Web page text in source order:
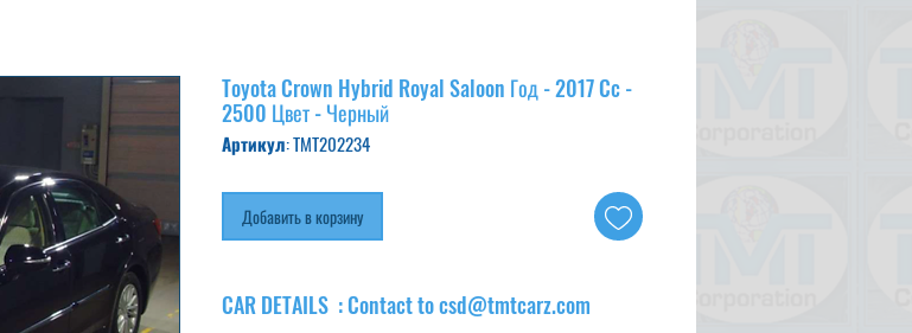
Toyota Crown Hybrid Royal Saloon Год - 2017 Cc -
2500 Цвет - Черный
Артикул: TMT202234
Добавить в корзину
CAR DETAILS : Contact to csd@tmtcarz.com